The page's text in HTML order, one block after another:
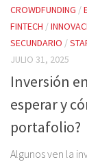
CROWDFUNDING /
FINTECH /
SECUNDARIO /
JULIO 31, 2025
Inversión
esperar y
portafolio?
Algunos ven la